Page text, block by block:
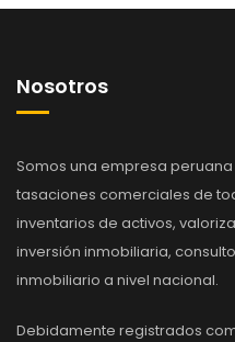
Nosotros
Somos una empresa
tasaciones comerciales de
inventarios de activos,
inversión inmobiliaria,
inmobiliario a nivel nacional.
Debidamente registrados